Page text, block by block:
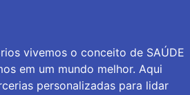
vivemos o conceito de SAÚDE
em um mundo melhor. Aqui
personalizadas para lidar